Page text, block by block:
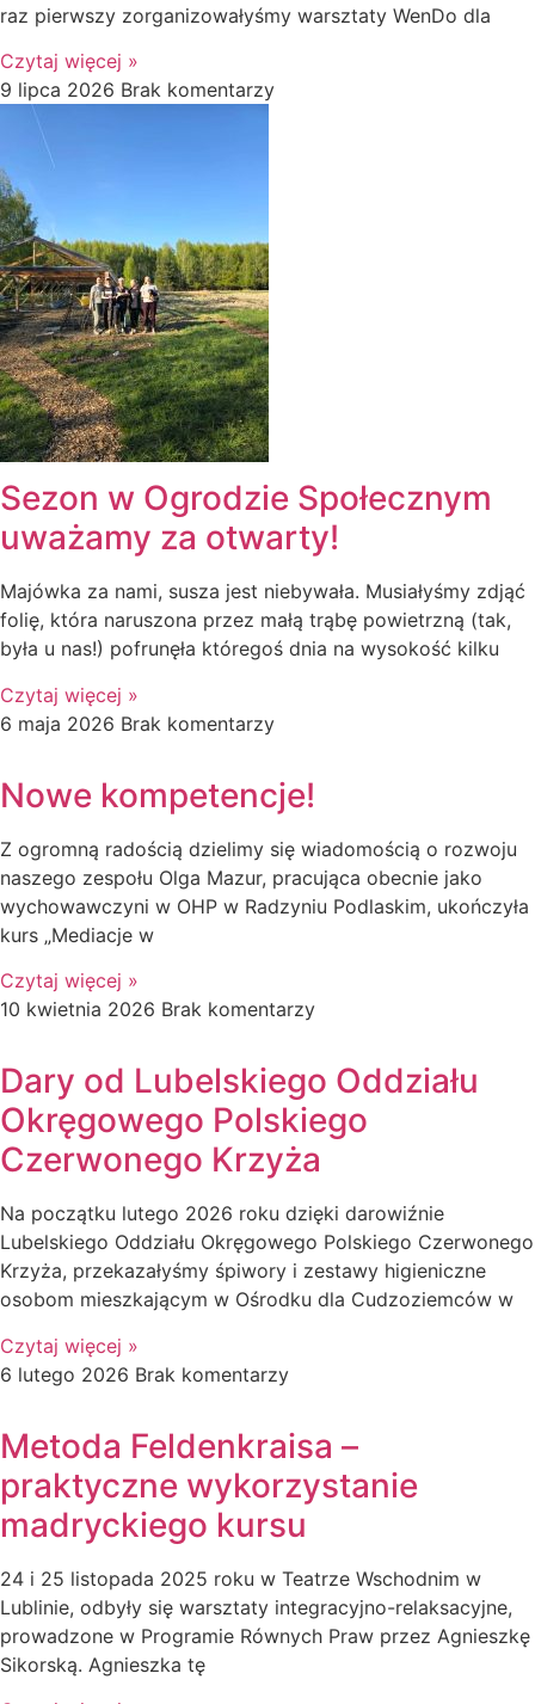
raz pierwszy zorganizowałyśmy warsztaty WenDo dla
Czytaj więcej »
9 lipca 2026 Brak komentarzy
Sezon w Ogrodzie Społecznym
uważamy za otwarty!
Majówka za nami, susza jest niebywała. Musiałyśmy zdjąć
folię, która naruszona przez małą trąbę powietrzną (tak,
była u nas!) pofrunęła któregoś dnia na wysokość kilku
Czytaj więcej »
6 maja 2026 Brak komentarzy
Nowe kompetencje!
Z ogromną radością dzielimy się wiadomością o rozwoju
naszego zespołu Olga Mazur, pracująca obecnie jako
wychowawczyni w OHP w Radzyniu Podlaskim, ukończyła
kurs „Mediacje w
Czytaj więcej »
10 kwietnia 2026 Brak komentarzy
Dary od Lubelskiego Oddziału
Okręgowego Polskiego
Czerwonego Krzyża
Na początku lutego 2026 roku dzięki darowiźnie
Lubelskiego Oddziału Okręgowego Polskiego Czerwonego
Krzyża, przekazałyśmy śpiwory i zestawy higieniczne
osobom mieszkającym w Ośrodku dla Cudzoziemców w
Czytaj więcej »
6 lutego 2026 Brak komentarzy
Metoda Feldenkraisa –
praktyczne wykorzystanie
madryckiego kursu
24 i 25 listopada 2025 roku w Teatrze Wschodnim w
Lublinie, odbyły się warsztaty integracyjno-relaksacyjne,
prowadzone w Programie Równych Praw przez Agnieszkę
Sikorską. Agnieszka tę